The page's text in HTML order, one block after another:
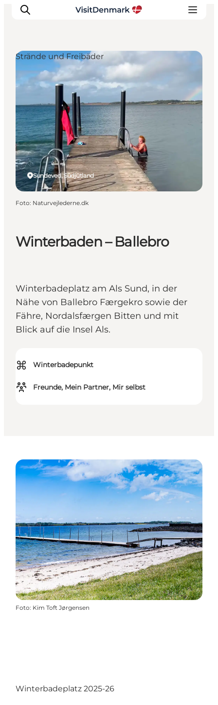
Inspiration
Regionen
Erlebnisse
Unterkünfte
Reiseplanung
Winterbaden – Ballebro
Winterbadeplatz am Als Sund, in der
Nähe von Ballebro Færgekro sowie der
Fähre, Nordalsfærgen Bitten und mit
Blick auf die Insel Als.
⌘ Winterbadepunkt
Freunde, Mein Partner, Mir selbst
Sundeved, Südjütland
Strände und Freibäder
Foto: Naturvejlederne.dk
Foto: Kim Toft Jørgensen
Winterbadeplatz 2025-26